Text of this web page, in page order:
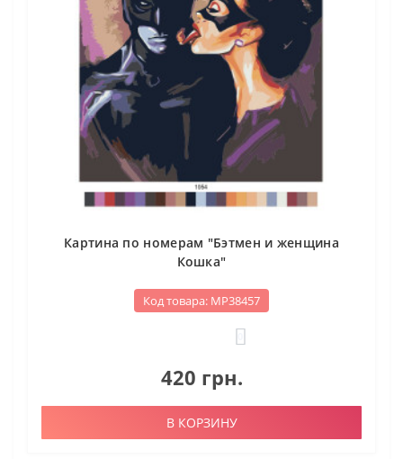
Картина по номерам "Бэтмен и женщина
Кошка"
Код товара: МР38457
420 грн.
В КОРЗИНУ